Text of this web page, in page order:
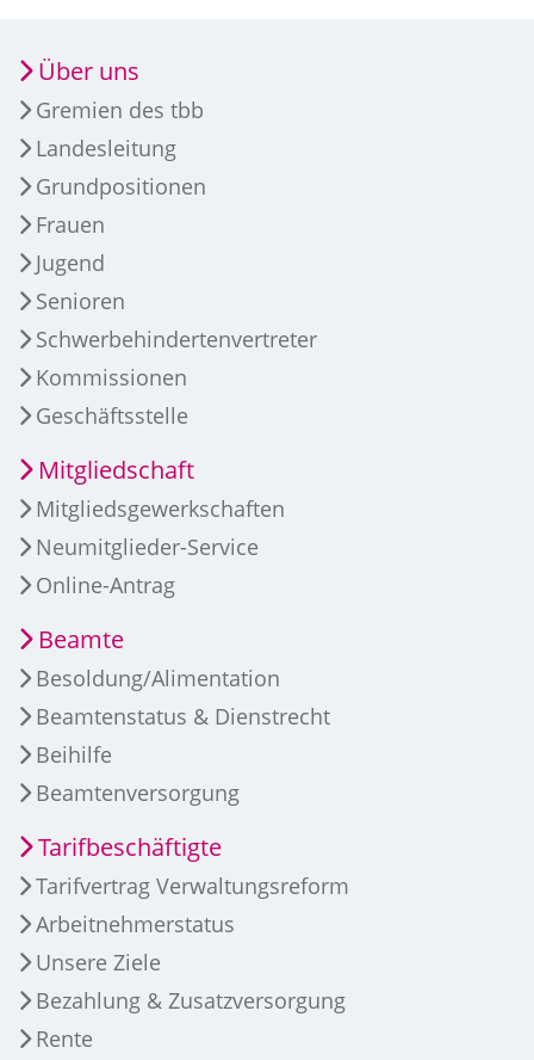
Über uns
Gremien des tbb
Landesleitung
Grundpositionen
Frauen
Jugend
Senioren
Schwerbehindertenvertreter
Kommissionen
Geschäftsstelle
Mitgliedschaft
Mitgliedsgewerkschaften
Neumitglieder-Service
Online-Antrag
Beamte
Besoldung/Alimentation
Beamtenstatus & Dienstrecht
Beihilfe
Beamtenversorgung
Tarifbeschäftigte
Tarifvertrag Verwaltungsreform
Arbeitnehmerstatus
Unsere Ziele
Bezahlung & Zusatzversorgung
Rente